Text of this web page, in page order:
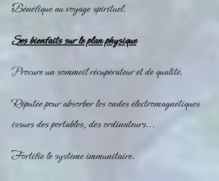
Bénéfique au voyage spirituel.
Ses bienfaits sur le plan physique
Procure un sommeil récupérateur et de qualité.
Réputée pour absorber les ondes électromagnétiques
issues des portables, des ordinateurs…
Fortifie le système immunitaire.